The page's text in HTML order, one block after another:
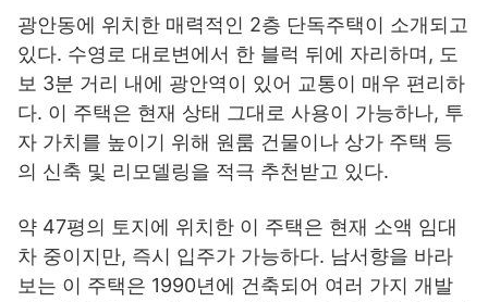
광안동에 위치한 매력적인 2층 단독주택이 소개되고
있다. 수영로 대로변에서 한 블럭 뒤에 자리하며, 도
보 3분 거리 내에 광안역이 있어 교통이 매우 편리하
다. 이 주택은 현재 상태 그대로 사용이 가능하나, 투
자 가치를 높이기 위해 원룸 건물이나 상가 주택 등
의 신축 및 리모델링을 적극 추천받고 있다.
약 47평의 토지에 위치한 이 주택은 현재 소액 임대
차 중이지만, 즉시 입주가 가능하다. 남서향을 바라
보는 이 주택은 1990년에 건축되어 여러 가지 개발